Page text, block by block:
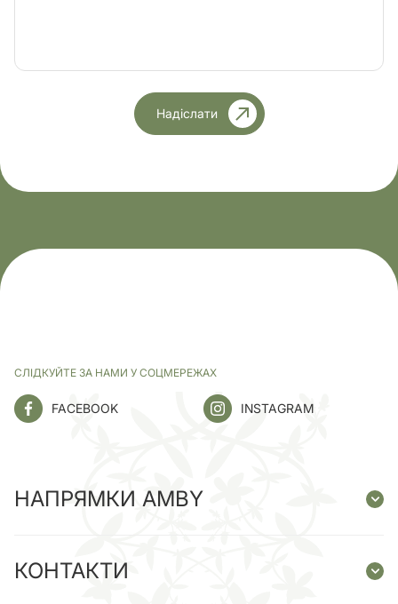
Надіслати
СЛІДКУЙТЕ ЗА НАМИ У СОЦМЕРЕЖАХ
FACEBOOK INSTAGRAM
НАПРЯМКИ AMBY
КОНТАКТИ